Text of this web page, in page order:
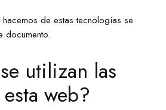
de estas tecnologías se
documento.
utilizan las
web?